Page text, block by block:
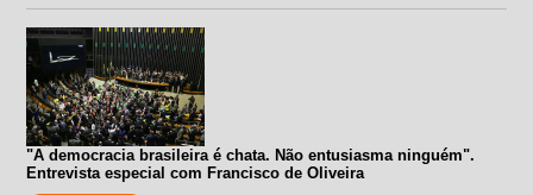
"A democracia brasileira é chata. Não entusiasma ninguém".
Entrevista especial com Francisco de Oliveira